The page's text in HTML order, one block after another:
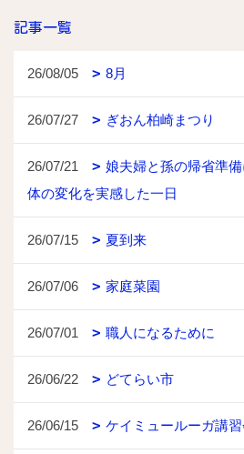
記事一覧
26/08/05 8月
26/07/27 ぎおん柏崎まつり
26/07/21
娘夫婦と孫の帰省準
体の変化を実感した一日
26/07/15 夏到来
26/07/06 家庭菜園
26/07/01 職人になるために
26/06/22 どてらい市
26/06/15 ケイミュールーガ講習